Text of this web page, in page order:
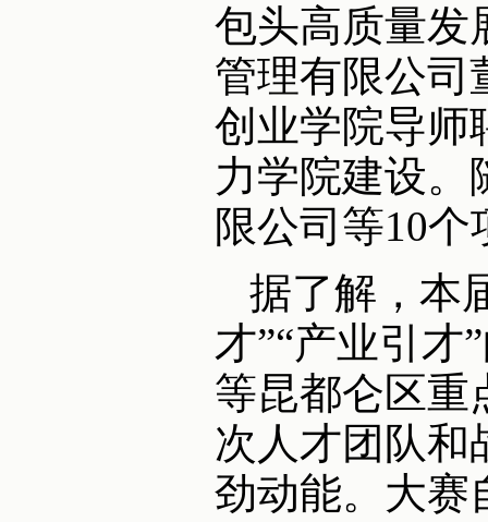
包头高质量发
管理有限公司
创业学院导师
力学院建设。
限公司等10
据了解，本
才”“产业引才
等昆都仑区重
次人才团队和
劲动能。大赛